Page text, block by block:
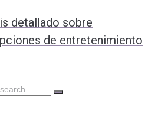
detallado sobre
de entretenimiento